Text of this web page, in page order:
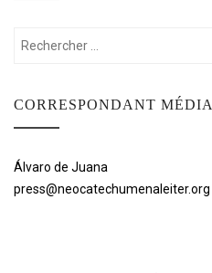
Rechercher:
CORRESPONDANT MÉDIA
Álvaro de Juana
press@neocatechumenaleiter.org